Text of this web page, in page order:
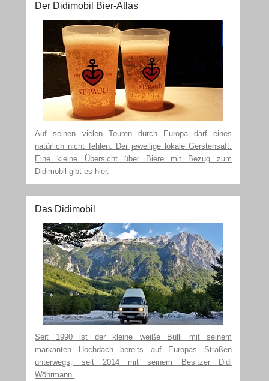
Der Didimobil Bier-Atlas
Auf seinen vielen Touren durch Europa darf eines
natürlich nicht fehlen: Der jeweilige lokale Gerstensaft.
Eine kleine Übersicht über Biere mit Bezug zum
Didimobil gibt es hier.
Das Didimobil
Seit 1990 ist der kleine weiße Bulli mit seinem
markanten Hochdach bereits auf Europas Straßen
unterwegs, seit 2014 mit seinem Besitzer Didi
Wöhrmann.